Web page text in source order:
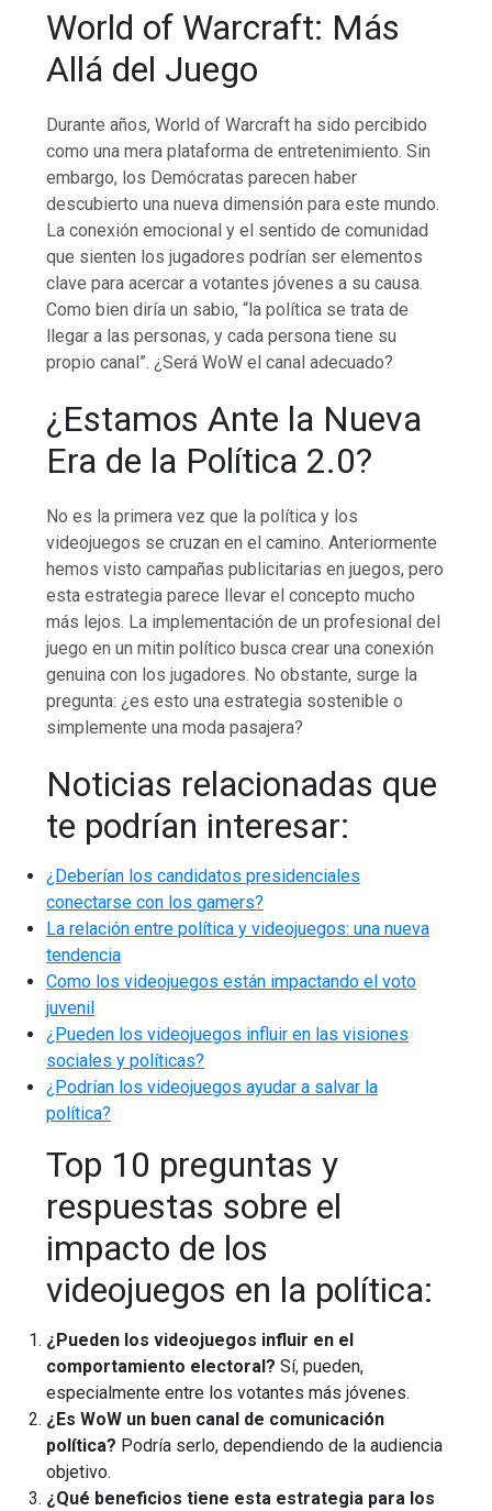
World of Warcraft: Más
Allá del Juego
Durante años, World of Warcraft ha sido percibido
como una mera plataforma de entretenimiento. Sin
embargo, los Demócratas parecen haber
descubierto una nueva dimensión para este mundo.
La conexión emocional y el sentido de comunidad
que sienten los jugadores podrían ser elementos
clave para acercar a votantes jóvenes a su causa.
Como bien diría un sabio, “la política se trata de
llegar a las personas, y cada persona tiene su
propio canal”. ¿Será WoW el canal adecuado?
¿Estamos Ante la Nueva
Era de la Política 2.0?
No es la primera vez que la política y los
videojuegos se cruzan en el camino. Anteriormente
hemos visto campañas publicitarias en juegos, pero
esta estrategia parece llevar el concepto mucho
más lejos. La implementación de un profesional del
juego en un mitin político busca crear una conexión
genuina con los jugadores. No obstante, surge la
pregunta: ¿es esto una estrategia sostenible o
simplemente una moda pasajera?
Noticias relacionadas que
te podrían interesar:
¿Deberían los candidatos presidenciales
conectarse con los gamers?
La relación entre política y videojuegos: una nueva
tendencia
Como los videojuegos están impactando el voto
juvenil
¿Pueden los videojuegos influir en las visiones
sociales y políticas?
¿Podrían los videojuegos ayudar a salvar la
política?
Top 10 preguntas y
respuestas sobre el
impacto de los
videojuegos en la política:
¿Pueden los videojuegos influir en el
comportamiento electoral? Sí, pueden,
especialmente entre los votantes más jóvenes.
¿Es WoW un buen canal de comunicación
política? Podría serlo, dependiendo de la audiencia
objetivo.
¿Qué beneficios tiene esta estrategia para los